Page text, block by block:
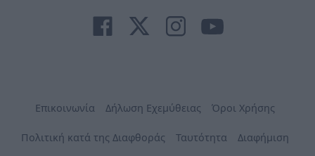
Επικοινωνία Δήλωση Εχεμύθειας Όροι Χρήσης
Πολιτική κατά της Διαφθοράς Ταυτότητα Διαφήμιση